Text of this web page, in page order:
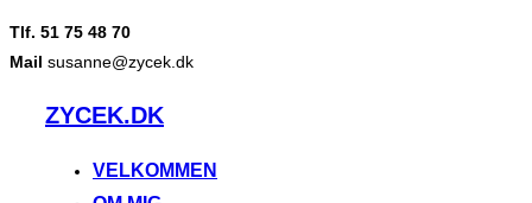
Tlf. 51 75 48 70
Mail susanne@zycek.dk
VidereZYCEK.DK
VELKOMMEN